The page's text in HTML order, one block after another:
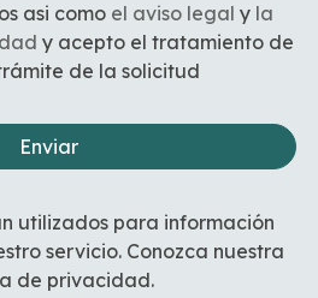
protección de datos asi como el aviso legal y la
y acepto el tratamiento de
de la solicitud
Enviar
utilizados para información
servicio. Conozca nuestra
de privacidad.